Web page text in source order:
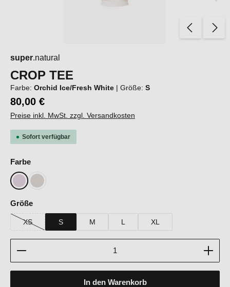
super.natural
CROP TEE
Farbe: Orchid Ice/Fresh White | Größe: S
80,00 €
Preise inkl. MwSt. zzgl. Versandkosten
Sofort verfügbar
Farbeauswählen
Orchid Ice/Fresh White
White Stone Melange/Fresh White
Größeauswählen
XS
(Diese Option ist zurzeit nicht verfügbar.)
S M L XL
Produkt Anzahl: Gib den gewünschten Wert ein
In den Warenkorb